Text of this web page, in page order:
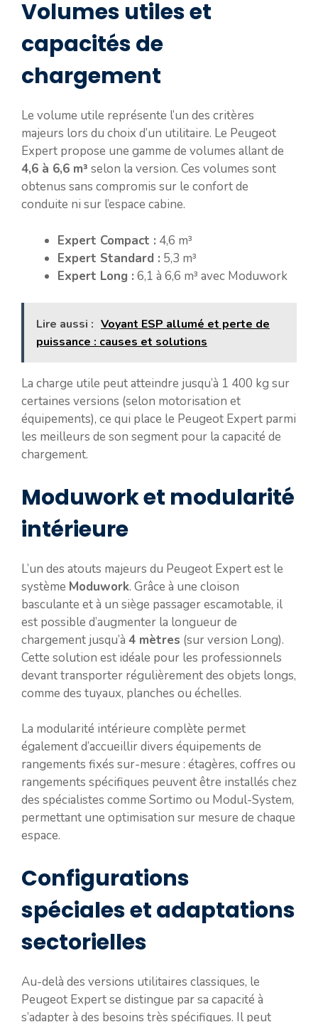
Volumes utiles et
capacités de
chargement
Le volume utile représente l’un des critères
majeurs lors du choix d’un utilitaire. Le Peugeot
Expert propose une gamme de volumes allant de
4,6 à 6,6 m³ selon la version. Ces volumes sont
obtenus sans compromis sur le confort de
conduite ni sur l’espace cabine.
Expert Compact : 4,6 m³
Expert Standard : 5,3 m³
Expert Long : 6,1 à 6,6 m³ avec Moduwork
Lire aussi : Voyant ESP allumé et perte de
puissance : causes et solutions
La charge utile peut atteindre jusqu’à 1 400 kg sur
certaines versions (selon motorisation et
équipements), ce qui place le Peugeot Expert parmi
les meilleurs de son segment pour la capacité de
chargement.
Moduwork et modularité
intérieure
L’un des atouts majeurs du Peugeot Expert est le
système Moduwork. Grâce à une cloison
basculante et à un siège passager escamotable, il
est possible d’augmenter la longueur de
chargement jusqu’à 4 mètres (sur version Long).
Cette solution est idéale pour les professionnels
devant transporter régulièrement des objets longs,
comme des tuyaux, planches ou échelles.
La modularité intérieure complète permet
également d’accueillir divers équipements de
rangements fixés sur-mesure : étagères, coffres ou
rangements spécifiques peuvent être installés chez
des spécialistes comme Sortimo ou Modul-System,
permettant une optimisation sur mesure de chaque
espace.
Configurations
spéciales et adaptations
sectorielles
Au-delà des versions utilitaires classiques, le
Peugeot Expert se distingue par sa capacité à
s’adapter à des besoins très spécifiques. Il peut